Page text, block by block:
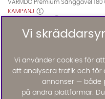
VÄRMDÖ Premium Sänggavel
KAMPANJ
Vi
Vi använder cookies för
att analysera trafik och för
annonser — både
på andra plattformar.